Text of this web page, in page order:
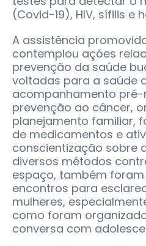
(Covid-19), HIV, sífilis e
A assistência
contemplou ações
prevenção da saúde
voltadas para a saúde
acompanhamento
prevenção ao câncer,
planejamento familiar,
de medicamentos e
conscientização sobre
diversos métodos
espaço, também
encontros para
mulheres,
como foram
conversa com